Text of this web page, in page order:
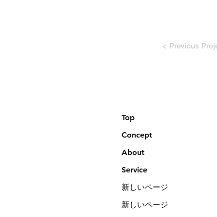
< Previous
Top
Concept
About
Service
新しいページ
新しいページ